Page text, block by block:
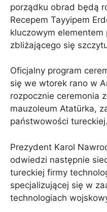
porządku obrad będą
Recepem Tayyipem
kluczowym
zbliżającego się
Oficjalny program
się we wtorek rano w
rozpocznie ceremonia
mauzoleum Atatürka,
państwowości tureckiej.
Prezydent Karol
odwiedzi następnie
tureckiej firmy
specjalizującej się w
technologiach